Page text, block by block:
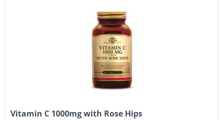
Vitamin C 1000mg with Rose Hips